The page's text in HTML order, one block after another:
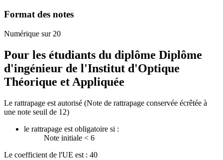
Format des notes
Numérique sur 20
Pour les étudiants du diplôme Diplôme
d'ingénieur de l'Institut d'Optique
Théorique et Appliquée
Le rattrapage est autorisé (Note de rattrapage conservée écrêtée à
une note seuil de 12)
le rattrapage est obligatoire si :
Note initiale < 6
Le coefficient de l'UE est : 40